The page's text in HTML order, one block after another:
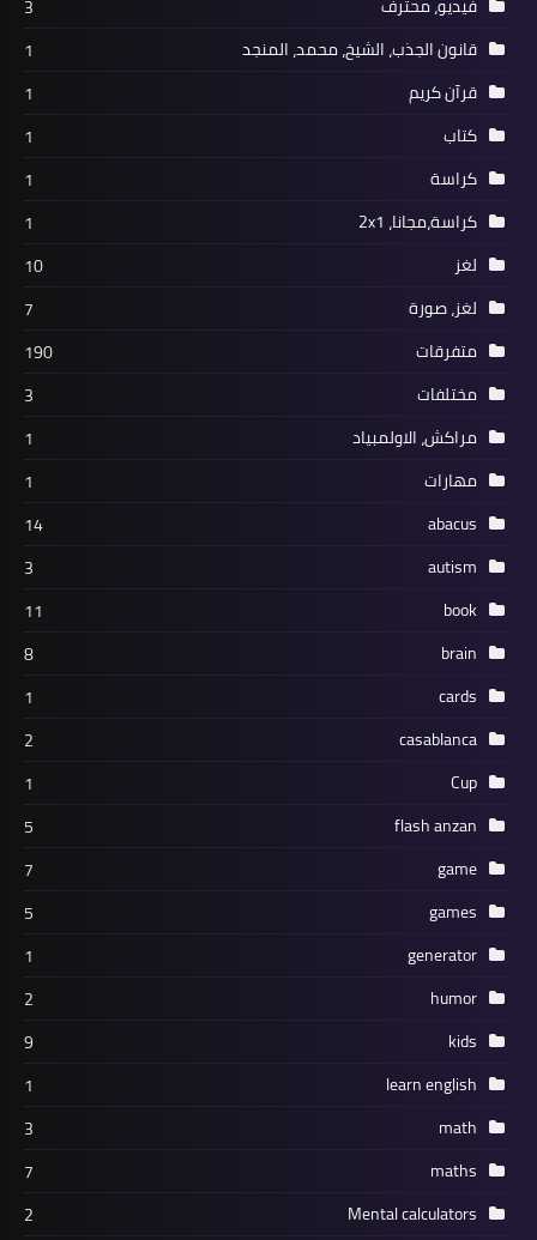
3
قانون الجذب، الشيخ، محمد، المنجد
1
قرآن كريم
1
كتاب
1
كراسة
1
كراسة،مجانا، 2x1
1
لغز
10
لغز، صورة
7
متفرقات
190
مختلفات
3
مراكش، الاولمبياد
1
مهارات
1
abacus
14
autism
3
book
11
brain
8
cards
1
casablanca
2
Cup
1
flash anzan
5
game
7
games
5
generator
1
humor
2
kids
9
learn english
1
math
3
maths
7
Mental calculators
2